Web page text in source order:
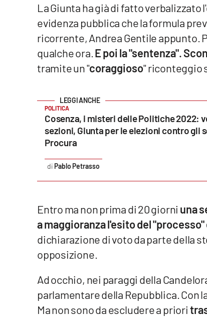
Buona Sanità Calabria
Lacitymag.it
La Giunta ha già di fatto verbalizzato
evidenza pubblica che la formula
ricorrente, Andrea Gentile appunto.
qualche ora. E poi la "sentenza".
tramite un "coraggioso" riconteggio
POLITICA
Cosenza, i misteri delle Politiche 2022:
sezioni, Giunta per le elezioni contro gli
Procura
Pablo Petrasso
Entro ma non prima di 20 giorni una
a maggioranza l'esito del
dichiarazione di voto da parte della
opposizione.
Ad occhio, nei paraggi della
parlamentare della Repubblica. Con
Ma non sono da escludere a priori